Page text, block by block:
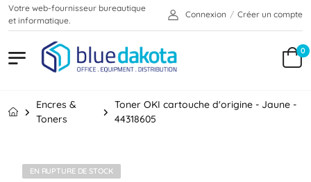
Votre web-fournisseur bureautique
et informatique.
Connexion / Créer un compte
0
Encres &
Toners
Toner OKI cartouche d'origine - Jaune -
44318605
EN RUPTURE DE STOCK